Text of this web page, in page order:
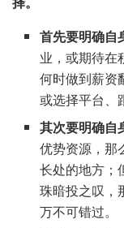
首先要明确自
业，或期待在
何时做到薪资
或选择平台、
其次要明确自
优势资源，那
长处的地方；
珠暗投之叹，
万不可错过。